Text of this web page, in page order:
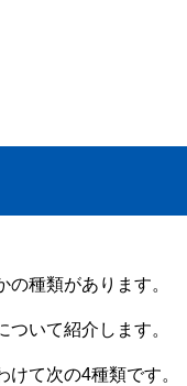
種類があります。
いて紹介します。
て次の4種類です。